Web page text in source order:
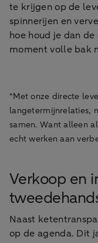
te krijgen op de
spinnerijen en
hoe houd je dan
moment volle bak
“Met onze directe
langetermijnrelaties,
samen. Want alleen
echt werken aan
Verkoop en
Naast
op de agenda. Dit